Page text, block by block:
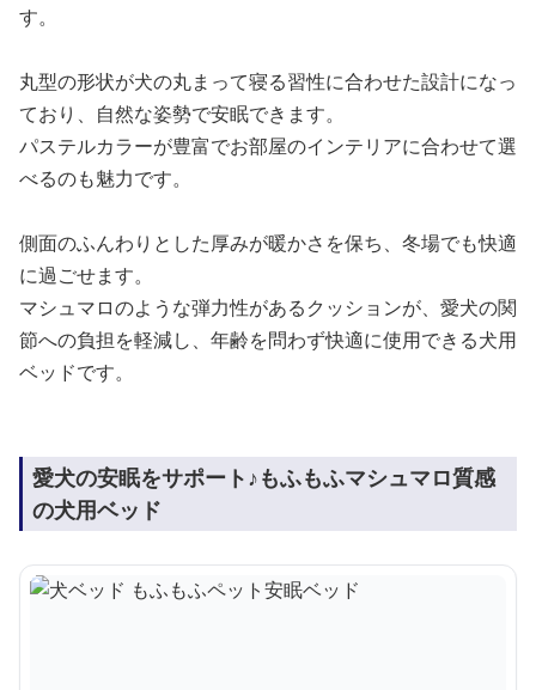
す。
丸型の形状が犬の丸まって寝る習性に合わせた設計になっ
ており、自然な姿勢で安眠できます。
パステルカラーが豊富でお部屋のインテリアに合わせて選
べるのも魅力です。
側面のふんわりとした厚みが暖かさを保ち、冬場でも快適
に過ごせます。
マシュマロのような弾力性があるクッションが、愛犬の関
節への負担を軽減し、年齢を問わず快適に使用できる犬用
ベッドです。
愛犬の安眠をサポート♪もふもふマシュマロ質感
の犬用ベッド